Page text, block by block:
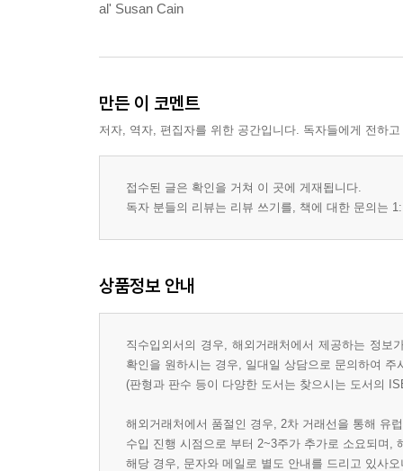
al' Susan Cain
만든 이 코멘트
저자, 역자, 편집자를 위한 공간입니다. 독자들에게 전하
접수된 글은 확인을 거쳐 이 곳에 게재됩니다.
독자 분들의 리뷰는 리뷰 쓰기를, 책에 대한 문의는
상품정보 안내
직수입외서의 경우, 해외거래처에서 제공하는 정
확인을 원하시는 경우, 일대일 상담으로 문의하여 주
(판형과 판수 등이 다양한 도서는 찾으시는 도서의
해외거래처에서 품절인 경우, 2차 거래선을 통해 유
수입 진행 시점으로 부터 2~3주가 추가로 소요되며,
해당 경우, 문자와 메일로 별도 안내를 드리고 있사